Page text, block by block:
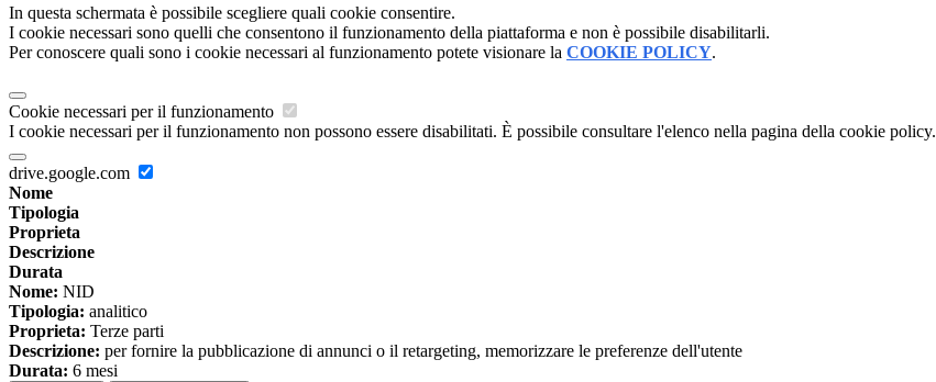
In questa schermata è possibile scegliere quali cookie consentire.
I cookie necessari sono quelli che consentono il funzionamento della piattaforma e non è possibile disabilitarli.
Per conoscere quali sono i cookie necessari al funzionamento potete visionare la COOKIE POLICY.
Cookie necessari per il funzionamento
I cookie necessari per il funzionamento non possono essere disabilitati. È possibile consultare l'elenco nella pagina della cookie policy.
drive.google.com
Nome
Tipologia
Proprieta
Descrizione
Durata
Nome: NID
Tipologia: analitico
Proprieta: Terze parti
Descrizione: per fornire la pubblicazione di annunci o il retargeting, memorizzare le preferenze dell'utente
Durata: 6 mesi